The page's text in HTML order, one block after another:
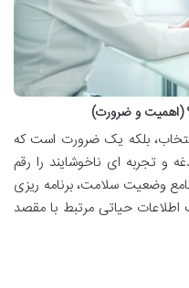
(اهمیت و ضرورت)
بلکه یک ضرورت است که
تجربه ای ناخوشایند را رقم
وضعیت سلامت، برنامه ریزی
حیاتی مرتبط با مقصد